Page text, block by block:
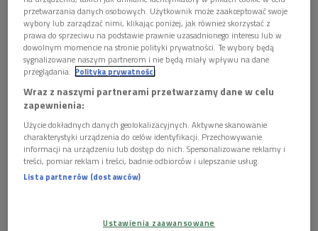
W środę odwiedziliśmy zamek położony w pobliżu
wsi Grodziec na Dolnym Śląsku na Pogórzu
Kaczawskim. Podczas II wojny światowej w zamku
chowano eksponaty z muzeów we Wrocławiu.
AUDIO 3 pliki
 05'46
Niewidomy Paweł Urbański (Lato z
radiem/Jedynka)
Atrakcje Pogórza Kaczawskiego (Lato z
przetwarzania danych osobowych. Użytkownik może zaakceptować swoje
wybory lub zarządzać nimi, klikając poniżej, jak również skorzystać z
prawa do sprzeciwu na podstawie prawnie uzasadnionego interesu lub w
dowolnym momencie na stronie polityki prywatności. Te wybory będą
sygnalizowane naszym partnerom i nie będą miały wpływu na dane
przeglądania. Polityka prywatności
Wraz z naszymi partnerami przetwarzamy dane w celu
zapewnienia:
Użycie dokładnych danych geolokalizacyjnych. Aktywne skanowanie
charakterystyki urządzenia do celów identyfikacji. Przechowywanie
informacji na urządzeniu lub dostęp do nich. Spersonalizowane reklamy i
treści, pomiar reklam i treści, badnie odbiorców i ulepszanie usług.
Lista partnerów (dostawców)
Ustawienia zaawansowane